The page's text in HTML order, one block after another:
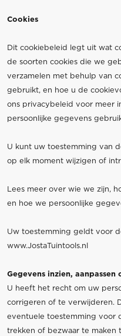
Cookies
Dit cookiebeleid legt uit wat
de soorten cookies die we
verzamelen met behulp van
gebruikt, en hoe u de
ons privacybeleid voor meer
persoonlijke gegevens
U kunt uw toestemming van
op elk moment wijzigen of
Lees meer over wie we zijn,
en hoe we persoonlijke
Uw toestemming geldt voor
www.JostaTuintools.nl
Gegevens inzien,
U heeft het recht om uw
corrigeren of te verwijderen.
eventuele toestemming voor
trekken of bezwaar te